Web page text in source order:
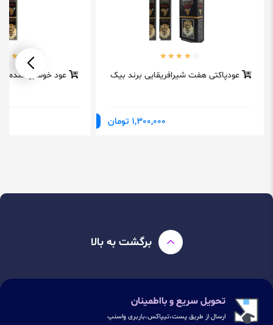
عودپاکتی هفت شیرافریقایی برند بیک
1,300,000 تومان
عود خوشبوکننده
برگشت به بالا
تحویل سریع و بااطمینان
ارسال از طریق پست،تیپاکس،باربری واسنپ